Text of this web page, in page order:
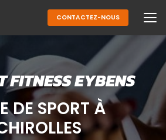
CONTACTEZ-NOUS
DE SPORT À